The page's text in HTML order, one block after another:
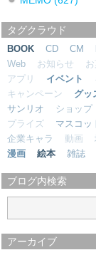
タグクラウド
BOOK CD CM
Web
お知らせ
アプリ
イベント
キャンペーン
グッ
サンリオ
ショップ
プライズ
マスコッ
企業キャラ
動画
漫画
絵本 雑誌
ブログ内検索
アーカイブ